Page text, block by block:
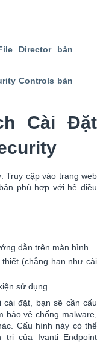
Director bản
Controls bản
Cài Đặt
Truy cập vào trang web
phù hợp với hệ điều
dẫn trên màn hình.
(chẳng hạn như cài
sử dụng.
cài đặt, bạn sẽ cần cấu
bảo vệ chống malware,
Cấu hình này có thể
của Ivanti Endpoint